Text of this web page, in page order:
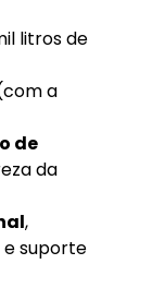
litros de
a
de
da
,
suporte